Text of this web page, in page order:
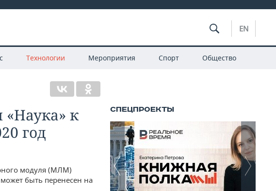
EN
Технологии Мероприятия Спорт Общество
«Наука» к
год
модуля (МЛМ)
быть перенесен на